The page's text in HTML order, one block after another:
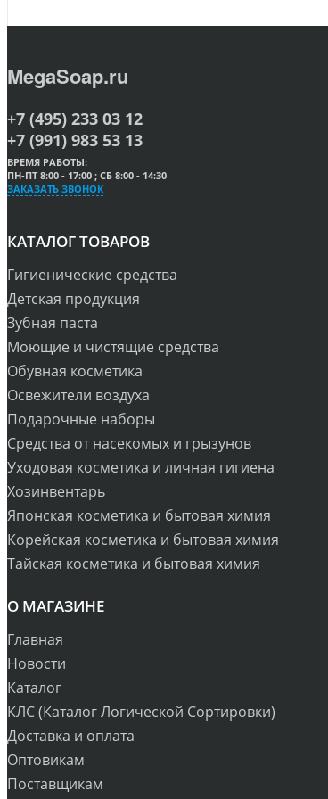
MegaSoap.ru
+7 (495) 233 03 12
+7 (991) 983 53 13
ВРЕМЯ РАБОТЫ:
ПН-ПТ 8:00 - 17:00 ; СБ 8:00 - 14:30
ЗАКАЗАТЬ ЗВОНОК
КАТАЛОГ ТОВАРОВ
Гигиенические средства
Детская продукция
Зубная паста
Моющие и чистящие средства
Обувная косметика
Освежители воздуха
Подарочные наборы
Средства от насекомых и грызунов
Уходовая косметика и личная гигиена
Хозинвентарь
Японская косметика и бытовая химия
Корейская косметика и бытовая химия
Тайская косметика и бытовая химия
О МАГАЗИНЕ
Главная
Новости
Каталог
КЛС (Каталог Логической Сортировки)
Доставка и оплата
Оптовикам
Поставщикам